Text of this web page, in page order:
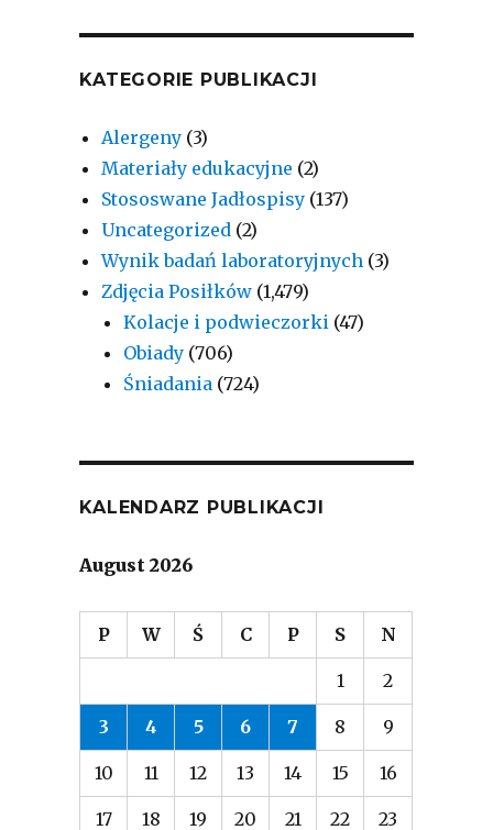
KATEGORIE PUBLIKACJI
Alergeny (3)
Materiały edukacyjne (2)
Stososwane Jadłospisy (137)
Uncategorized (2)
Wynik badań laboratoryjnych (3)
Zdjęcia Posiłków (1,479)
Kolacje i podwieczorki (47)
Obiady (706)
Śniadania (724)
KALENDARZ PUBLIKACJI
August 2026
P W Ś C P S N
1 2
3 4 5 6 7 8 9
10 11 12 13 14 15 16
17 18 19 20 21 22 23